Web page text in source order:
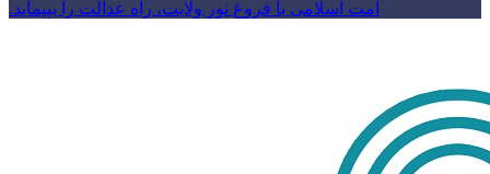
امت اسلامی با فروغ نور ولایت، راه عدالت را بپیماید.